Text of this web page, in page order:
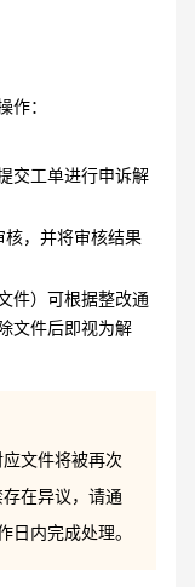
作：
交工单进行申诉解
，并将审核结果
件）可根据整改通
文件后即视为解
文件将被再次
在异议，请通
内完成处理。